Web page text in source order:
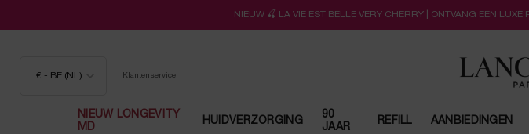
NIEUW 🍒 LA VIE EST BELLE VERY CHERRY | ONTVANG EEN
€ - BE (NL) Klantenservice
NIEUW LONGEVITY
MD
HUIDVERZORGING
90
JAAR
REFILL AANBIEDINGEN